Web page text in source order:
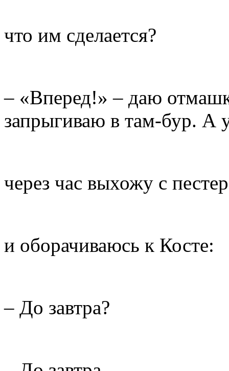
что им сделается?
– «Вперед!» – даю
запрыгиваю в там-бур. А
через час выхожу с
и оборачиваюсь к Косте:
– До завтра?